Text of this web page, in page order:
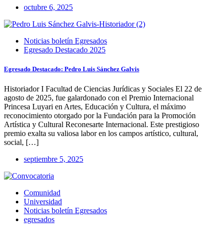
octubre 6, 2025
Noticias boletín Egresados
Egresado Destacado 2025
Egresado Destacado: Pedro Luis Sánchez Galvis
Historiador I Facultad de Ciencias Jurídicas y Sociales El 22 de
agosto de 2025, fue galardonado con el Premio Internacional
Princesa Luyari en Artes, Educación y Cultura, el máximo
reconocimiento otorgado por la Fundación para la Promoción
Artística y Cultural Reconesarte Internacional. Este prestigioso
premio exalta su valiosa labor en los campos artístico, cultural,
social, […]
septiembre 5, 2025
Comunidad
Universidad
Noticias boletín Egresados
egresados